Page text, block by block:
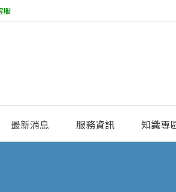
服
最新消息 服務資訊 知識專